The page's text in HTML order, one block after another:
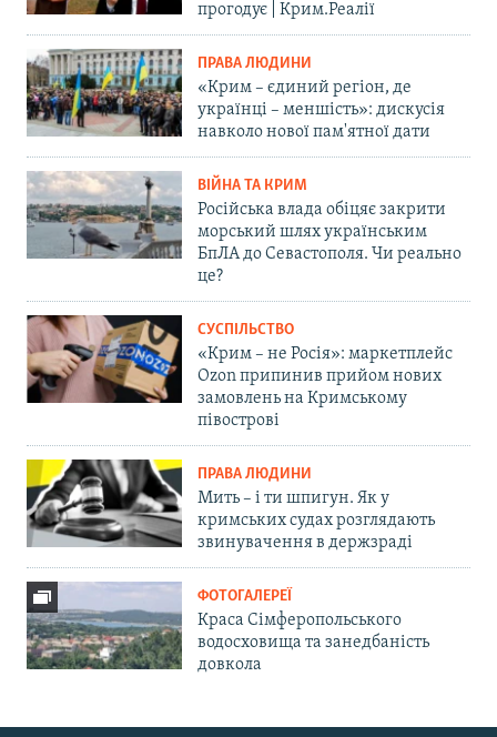
прогодує | Крим.Реалії
ПРАВА ЛЮДИНИ
«Крим – єдиний регіон, де
українці – меншість»: дискусія
навколо нової пам'ятної дати
ВІЙНА ТА КРИМ
Російська влада обіцяє закрити
морський шлях українським
БпЛА до Севастополя. Чи реально
це?
СУСПІЛЬСТВО
«Крим – не Росія»: маркетплейс
Ozon припинив прийом нових
замовлень на Кримському
півострові
ПРАВА ЛЮДИНИ
Мить – і ти шпигун. Як у
кримських судах розглядають
звинувачення в держзраді
ФОТОГАЛЕРЕЇ
Краса Сімферопольського
водосховища та занедбаність
довкола